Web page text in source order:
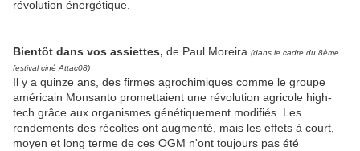
révolution énergétique.
Bientôt dans vos assiettes, de Paul Moreira (dans le cadre du 8ème
festival ciné Attac08)
Il y a quinze ans, des firmes agrochimiques comme le groupe
américain Monsanto promettaient une révolution agricole high-
tech grâce aux organismes génétiquement modifiés. Les
rendements des récoltes ont augmenté, mais les effets à court,
moyen et long terme de ces OGM n'ont toujours pas été